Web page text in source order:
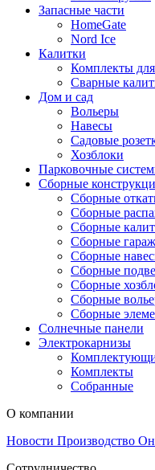
Запасные части
HomeGate
Nord Ice
Калитки
Комплекты
Сварные
Дом и сад
Вольеры
Навесы
Садовые
Хозблоки
Парковочные
Сборные
Сборные
Сборные
Сборные
Сборные
Сборные
Сборные
Сборные
Сборные
Сборные
Солнечные панели
Электрокарнизы
Комплекты
Собранные
О компании
Новости Производство